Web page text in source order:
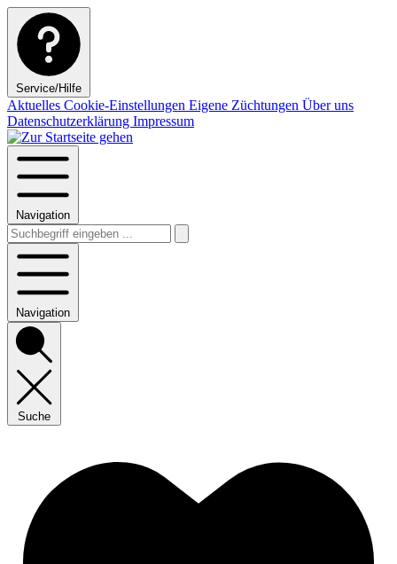
Service/Hilfe
Aktuelles Cookie-Einstellungen Eigene Züchtungen Über uns
Datenschutzerklärung Impressum
Navigation
Navigation
Suche